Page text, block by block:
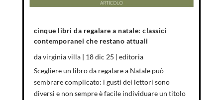
cinque libri da regalare a natale: classici
contemporanei che restano attuali
davirginia villa| 18 dic 25 | editoria
Scegliere un libro da regalare a Natale può
sembrare complicato: i gusti dei lettori sono
diversi e non sempre è facile individuare un titolo